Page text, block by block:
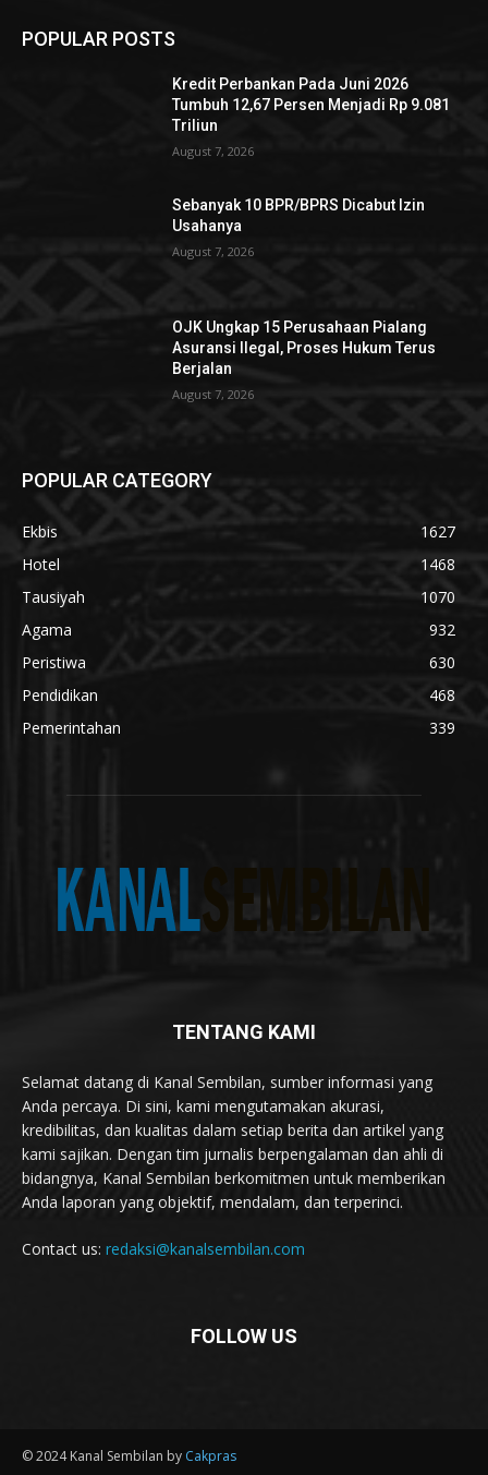
POPULAR POSTS
Kredit Perbankan Pada Juni 2026
Tumbuh 12,67 Persen Menjadi Rp 9.081
Triliun
August 7, 2026
Sebanyak 10 BPR/BPRS Dicabut Izin
Usahanya
August 7, 2026
OJK Ungkap 15 Perusahaan Pialang
Asuransi Ilegal, Proses Hukum Terus
Berjalan
August 7, 2026
POPULAR CATEGORY
Ekbis
1627
Hotel
1468
Tausiyah
1070
Agama
932
Peristiwa
630
Pendidikan
468
Pemerintahan
339
TENTANG KAMI
Selamat datang di Kanal Sembilan, sumber informasi yang
Anda percaya. Di sini, kami mengutamakan akurasi,
kredibilitas, dan kualitas dalam setiap berita dan artikel yang
kami sajikan. Dengan tim jurnalis berpengalaman dan ahli di
bidangnya, Kanal Sembilan berkomitmen untuk memberikan
Anda laporan yang objektif, mendalam, dan terperinci.
Contact us: redaksi@kanalsembilan.com
FOLLOW US
© 2024 Kanal Sembilan by Cakpras